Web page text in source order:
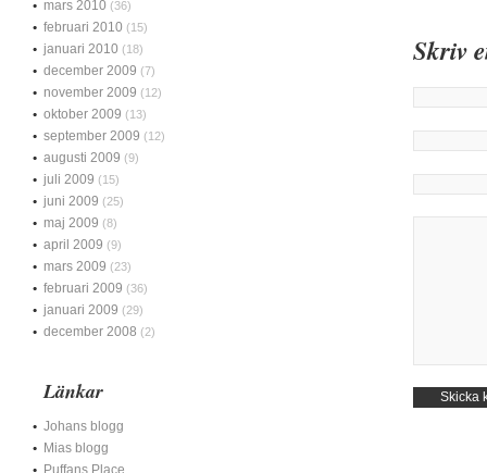
Skriv
mars 2010 (36)
februari 2010 (15)
januari 2010 (18)
december 2009 (7)
november 2009 (12)
oktober 2009 (13)
september 2009 (12)
augusti 2009 (9)
juli 2009 (15)
juni 2009 (25)
maj 2009 (8)
april 2009 (9)
mars 2009 (23)
februari 2009 (36)
januari 2009 (29)
december 2008 (2)
Länkar
Johans blogg
Mias blogg
Puffans Place